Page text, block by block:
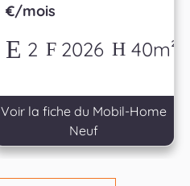
€/mois
2 2026 40m²
Voir la fiche du Mobil-Home
Neuf